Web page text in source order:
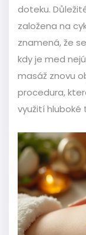
doteku.
založena na
znamená, že
kdy je med
masáž znovu
procedura,
využití hluboké